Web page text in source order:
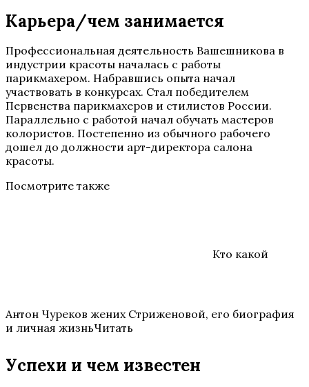
Карьера/чем занимается
Профессиональная деятельность Вашешникова в
индустрии красоты началась с работы
парикмахером. Набравшись опыта начал
участвовать в конкурсах. Стал победителем
Первенства парикмахеров и стилистов России.
Параллельно с работой начал обучать мастеров
колористов. Постепенно из обычного рабочего
дошел до должности арт-директора салона
красоты.
Посмотрите также
Кто какой
Антон Чуреков жених Стриженовой, его биография
и личная жизньЧитать
Успехи и чем известен